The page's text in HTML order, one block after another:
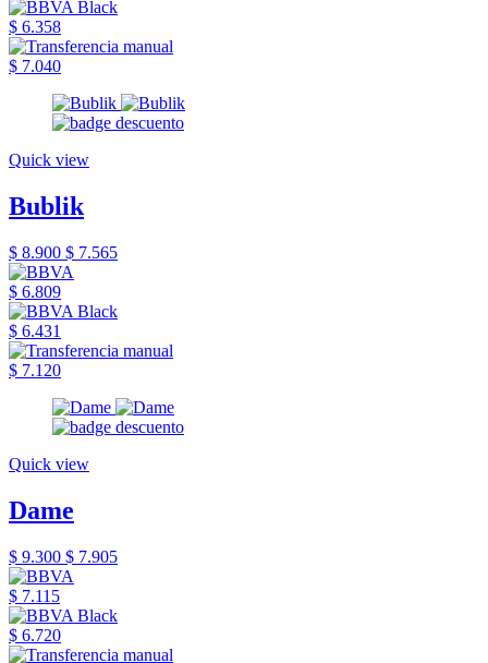
$ 6.358
$ 7.040
Quick view
Bublik
$ 8.900 $ 7.565
$ 6.809
$ 6.431
$ 7.120
Quick view
Dame
$ 9.300 $ 7.905
$ 7.115
$ 6.720